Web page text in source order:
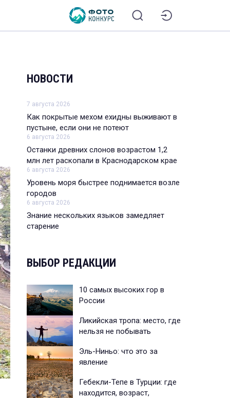
НОВОСТИ
7 августа 2026
Как покрытые мехом ехидны выживают в
пустыне, если они не потеют
6 августа 2026
Останки древних слонов возрастом 1,2
млн лет раскопали в Краснодарском крае
6 августа 2026
Уровень моря быстрее поднимается возле
городов
6 августа 2026
Знание нескольких языков замедляет
старение
ВЫБОР РЕДАКЦИИ
10 самых высоких гор в
России
Ликийская тропа: место, где
нельзя не побывать
Эль-Ниньо: что это за
явление
Гебекли-Тепе в Турции: где
находится, возраст,